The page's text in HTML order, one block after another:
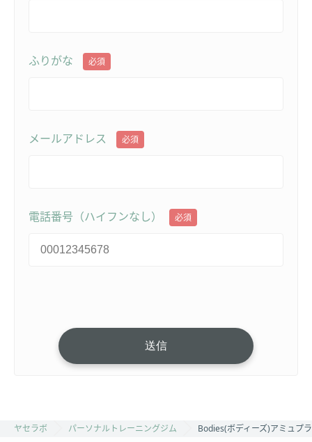
ふりがな 必須
メールアドレス 必須
電話番号（ハイフンなし） 必須
ヤセラボ パーソナルトレーニングジム Bodies(ボディーズ)アミュプ